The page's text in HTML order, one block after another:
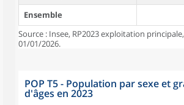
Ensemble
Source : Insee, RP2023 exploitation
01/01/2026.
POP T5 - Population par sexe et
d'âges en 2023